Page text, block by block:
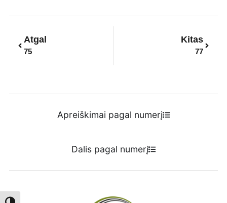
Atgal
75
Kitas
77
Apreiškimai pagal numerį
Dalis pagal numerį